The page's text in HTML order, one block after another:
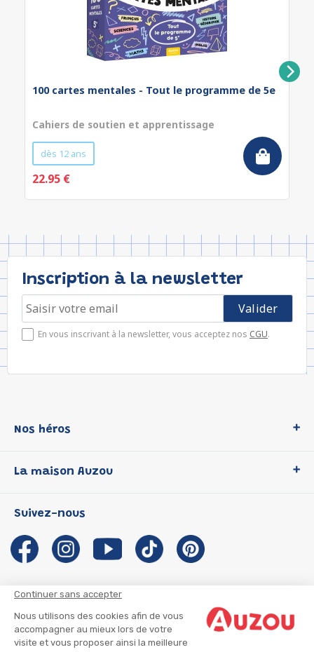
Continuer sans accepter
Nous utilisons des cookies afin de vous
accompagner au mieux lors de votre
visite et vous proposer ainsi la meilleure
100 cartes mentales - Tout le programme de 5e
Cahiers de soutien et apprentissage
dès 12 ans
22.95 €
Inscription à la newsletter
En vous inscrivant à la newsletter, vous acceptez nos CGU.
Nos héros
P'tit Loup
Les Influenceuses
Migali
Petite Taupe
La maison Auzou
Notre histoire
Auzou s'engage
Auteurs et illustrateurs Auzou
Suivre mon colis
Infos consommateur
Suivez-nous
CGU
CGV